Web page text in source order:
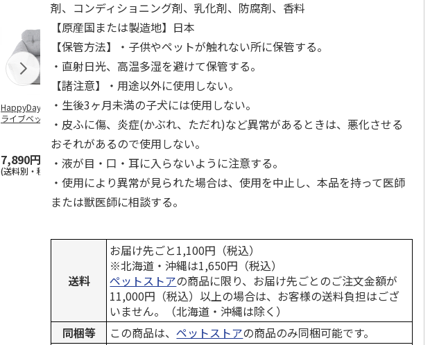
HappyDays 2wayド
ライブベッド グレ
7,890円
(送料別・税込)
獣医師開発 ニオイ
をとる砂専用 猫ト
イレ ナチュラルグ
レー
1,550円
(送料別・税込)
デオトイレ 飛び散
らない消臭・抗菌サ
ンド 4L
1,320円
(送料別・税込)
チ 健康に育つ子ね
こ用 まぐろ・かつ
(送料別・税込)
ムデンタルコーン
ぐるぐるボーン型 S
剤、コンディショニング剤、乳化剤、防腐剤、香料
【原産国または製造地】日本
【保管方法】・子供やペットが触れない所に保管する。
・直射日光、高温多湿を避けて保管する。
【諸注意】・用途以外に使用しない。
・生後3ヶ月未満の子犬には使用しない。
・皮ふに傷、炎症(かぶれ、ただれ)など異常があるときは、悪化させる
おそれがあるので使用しない。
・液が目・口・耳に入らないように注意する。
・使用により異常が見られた場合は、使用を中止し、本品を持って医師
または獣医師に相談する。
送料
お届け先ごと1,100円（税込）
※北海道・沖縄は1,650円（税込）
ペットストアの商品に限り、お届け先ごとのご注文金額が
11,000円（税込）以上の場合は、お客様の送料負担はござ
いません。（北海道・沖縄は除く）
同梱等
この商品は、ペットストアの商品のみ同梱可能です。